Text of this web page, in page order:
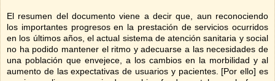
El resumen del documento viene a decir que, aun reconociendo
los importantes progresos en la prestación de servicios ocurridos
en los últimos años, el actual sistema de atención sanitaria y social
no ha podido mantener el ritmo y adecuarse a las necesidades de
una población que envejece, a los cambios en la morbilidad y al
aumento de las expectativas de usuarios y pacientes. [Por ello] es